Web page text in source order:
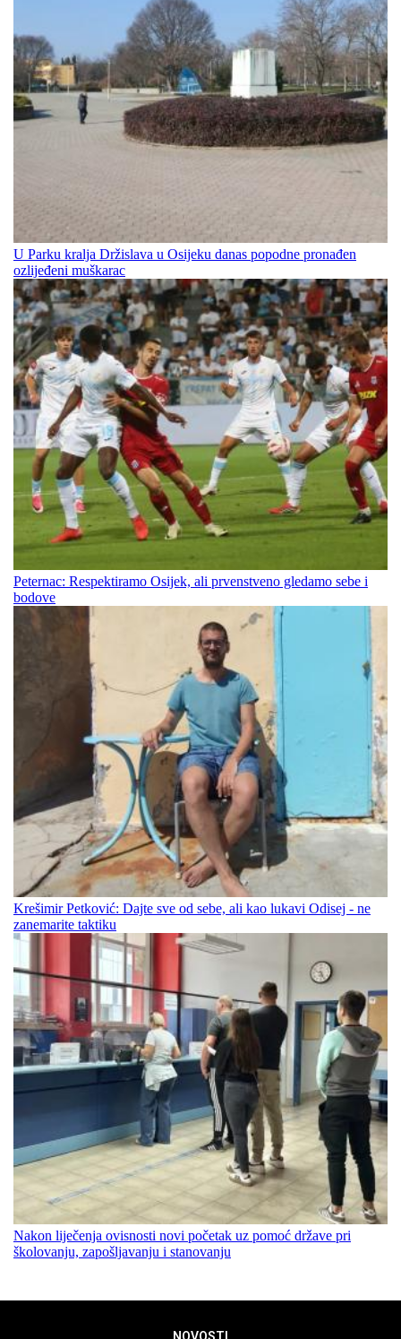
U Parku kralja Držislava u Osijeku danas popodne pronađen
ozlijeđeni muškarac
Peternac: Respektiramo Osijek, ali prvenstveno gledamo sebe i
bodove
Krešimir Petković: Dajte sve od sebe, ali kao lukavi Odisej - ne
zanemarite taktiku
Nakon liječenja ovisnosti novi početak uz pomoć države pri
školovanju, zapošljavanju i stanovanju